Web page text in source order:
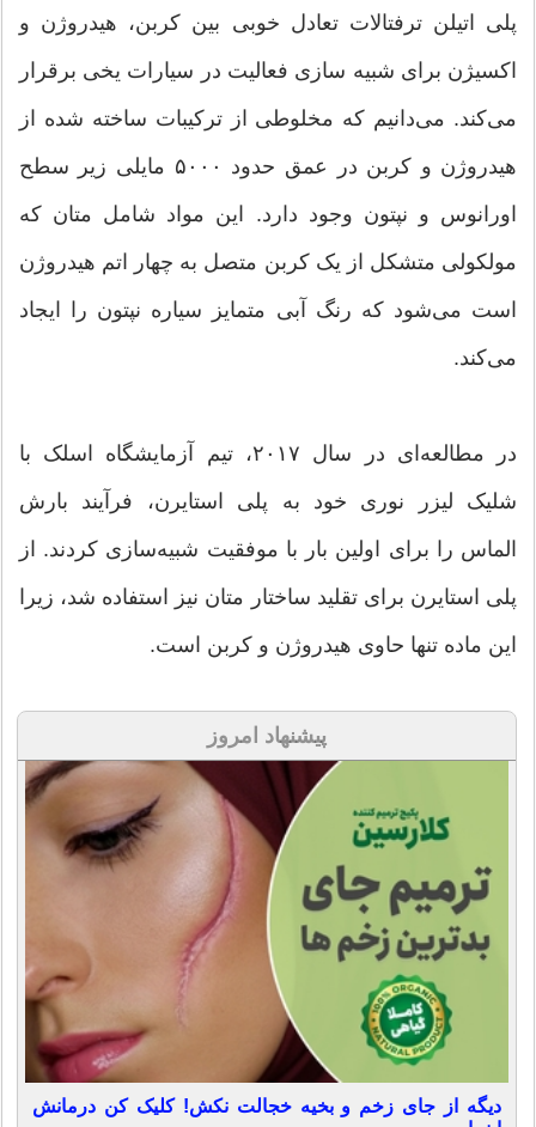
پلی اتیلن ترفتالات تعادل خوبی بین کربن، هیدروژن و
اکسیژن برای شبیه سازی فعالیت در سیارات یخی برقرار
می‌کند. می‌دانیم که مخلوطی از ترکیبات ساخته شده از
هیدروژن و کربن در عمق حدود ۵۰۰۰ مایلی زیر سطح
اورانوس و نپتون وجود دارد. این مواد شامل متان که
مولکولی متشکل از یک کربن متصل به چهار اتم هیدروژن
است می‌شود که رنگ آبی متمایز سیاره نپتون را ایجاد
می‌کند.
در مطالعه‌ای در سال ۲۰۱۷، تیم آزمایشگاه اسلک با
شلیک لیزر نوری خود به پلی استایرن، فرآیند بارش
الماس را برای اولین بار با موفقیت شبیه‌سازی کردند. از
پلی استایرن برای تقلید ساختار متان نیز استفاده شد، زیرا
این ماده تنها حاوی هیدروژن و کربن است.
پیشنهاد امروز
دیگه از جای زخم و بخیه خجالت نکش! کلیک کن درمانش